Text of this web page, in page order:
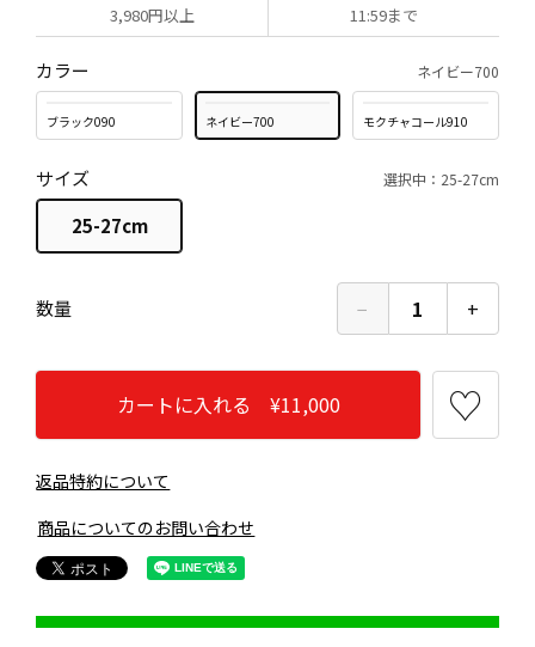
3,980円以上 11:59まで
カラー ネイビー700
ブラック090 ネイビー700 モクチャコール910
サイズ 選択中：25-27cm
25-27cm
数量 − 1 +
カートに入れる ¥11,000
返品特約について
商品についてのお問い合わせ